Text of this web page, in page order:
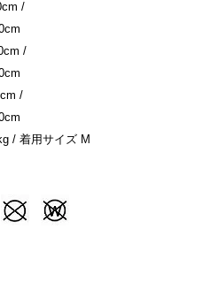
/
/
/
/ 着用サイズ M